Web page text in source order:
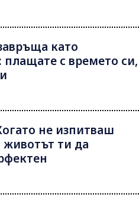
като
с времето си,
не изпитваш
животът ти да